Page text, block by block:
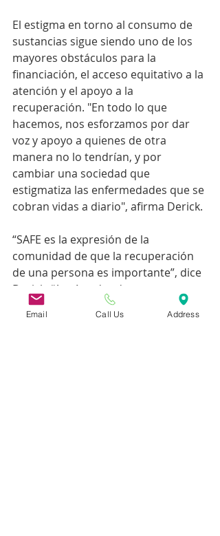
El estigma en torno al consumo de
sustancias sigue siendo uno de los
mayores obstáculos para la
financiación, el acceso equitativo a la
atención y el apoyo a la
recuperación. "En todo lo que
hacemos, nos esforzamos por dar
voz y apoyo a quienes de otra
manera no lo tendrían, y por
cambiar una sociedad que
estigmatiza las enfermedades que se
cobran vidas a diario", afirma Derick.
“SAFE es la expresión de la
comunidad de que la recuperación
de una persona es importante”, dice
Derick. “Aquí es donde reconocemos
públicamente la recuperación de
una manera que nuestra sociedad
Email Call Us Address